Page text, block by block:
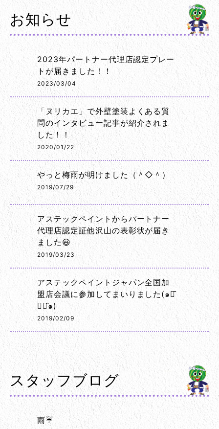
お知らせ
2023年パートナー代理店認定プレー
トが届きました！！
2023/03/04
「ヌリカエ」で外壁塗装よくある質
問のインタビュー記事が紹介されま
した！！
2020/01/22
やっと梅雨が明けました（＾◇＾）
2019/07/29
アステックペイントからパートナー
代理店認定証他沢山の表彰状が届き
ました😃
2019/03/23
アステックペイントジャパン全国加
盟店会議に参加してまいりました(๑･̑
◡･̑๑)
2019/02/09
スタッフブログ
雨☔